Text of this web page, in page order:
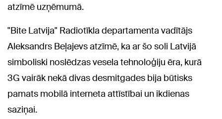
atzīmē uzņēmumā.
"Bite Latvija" Radiotīkla departamenta vadītājs
Aleksandrs Beļajevs atzīmē, ka ar šo soli Latvijā
simboliski noslēdzas vesela tehnoloģiju ēra, kurā
3G vairāk nekā divas desmitgades bija būtisks
pamats mobilā interneta attīstībai un ikdienas
saziņai.